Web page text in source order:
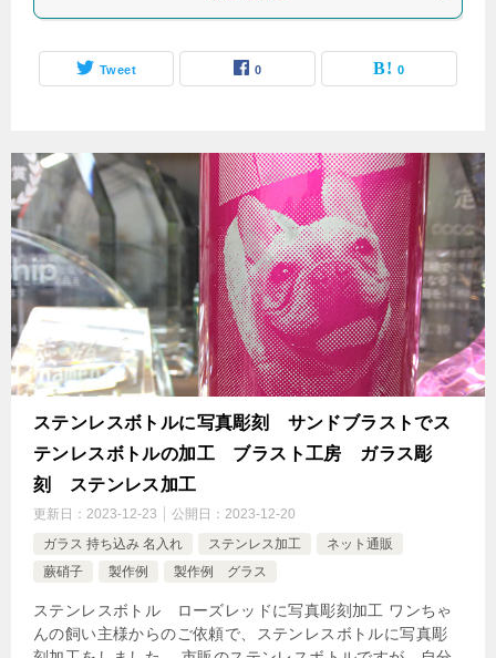
Tweet 0 0
ステンレスボトルに写真彫刻 サンドブラストでス
テンレスボトルの加工 ブラスト工房 ガラス彫
刻 ステンレス加工
更新日： 2023-12-23 公開日： 2023-12-20
ガラス 持ち込み 名入れ
ステンレス加工
ネット通販
蕨硝子
製作例 製作例 グラス
ステンレスボトル ローズレッドに写真彫刻加工 ワンちゃ
んの飼い主様からのご依頼で、ステンレスボトルに写真彫